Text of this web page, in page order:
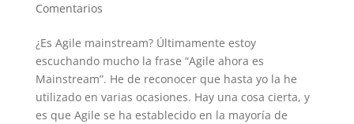
Comentarios
¿Es Agile mainstream? Últimamente estoy
escuchando mucho la frase “Agile ahora es
Mainstream”. He de reconocer que hasta yo la he
utilizado en varias ocasiones. Hay una cosa cierta, y
es que Agile se ha establecido en la mayoría de